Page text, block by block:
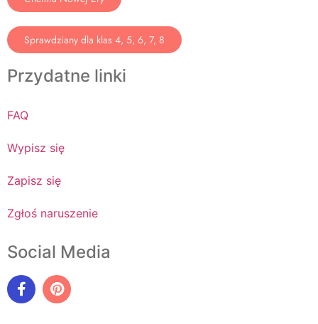
Sprawdziany dla klas 4, 5, 6, 7, 8
Przydatne linki
FAQ
Wypisz się
Zapisz się
Zgłoś naruszenie
Social Media